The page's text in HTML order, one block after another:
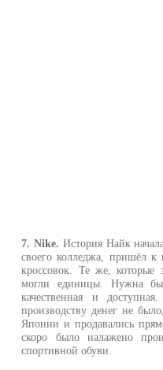
7. Nike. История Найк
своего колледжа, пришёл
кроссовок. Те же, которые
могли единицы. Нужна
качественная и
производству денег не
Японии и продавались
скоро было налажено
спортивной обуви.